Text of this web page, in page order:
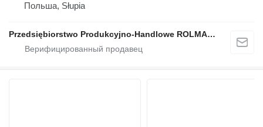
Польша, Słupia
Przedsiębiorstwo Produkcyjno-Handlowe ROLMAPOL Marcin Dziekan